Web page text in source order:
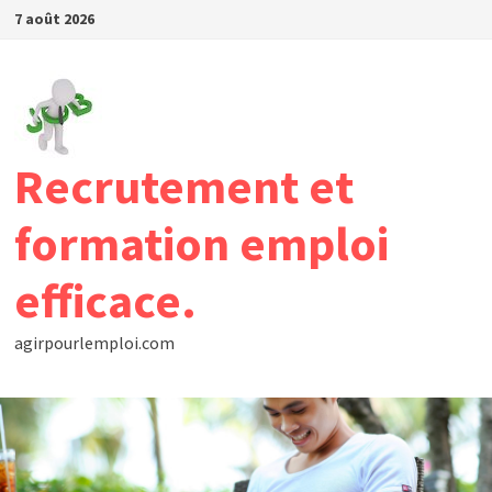
Passer
contenu
7 août 2026
Recrutement et
formation emploi
efficace.
agirpourlemploi.com